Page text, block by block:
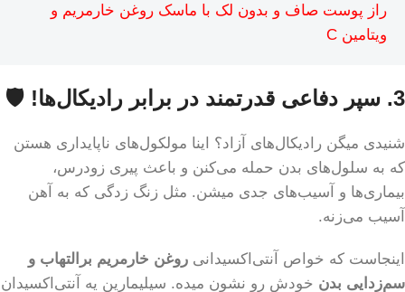
راز پوست صاف و بدون لک با ماسک روغن خارمریم و
ویتامین C
3. سپر دفاعی قدرتمند در برابر رادیکال‌ها! 🛡️
شنیدی میگن رادیکال‌های آزاد؟ اینا مولکول‌های ناپایداری هستن
که به سلول‌های بدن حمله می‌کنن و باعث پیری زودرس،
بیماری‌ها و آسیب‌های جدی میشن. مثل زنگ زدگی که به آهن
آسیب می‌زنه.
اینجاست که خواص آنتی‌اکسیدانی روغن خارمریم برالتهاب و
سم‌زدایی بدن خودش رو نشون میده. سیلیمارین یه آنتی‌اکسیدان